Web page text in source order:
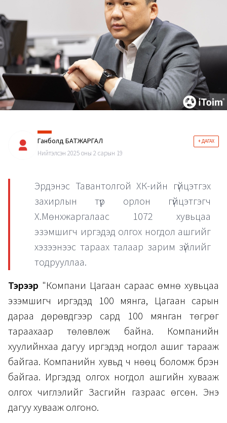
Ганболд БАТЖАРГАЛ + ДАГАХ
Нийтэлсэн 2025 оны 2 сарын 19
Эрдэнэс Тавантолгой ХК-ийн гүйцэтгэх
захирлын түр орлон гүйцэтгэгч
Х.Мөнхжаргалаас 1072 хувьцаа
эзэмшигч иргэдэд олгох ногдол ашгийг
хэзээнээс тараах талаар зарим зүйлийг
тодрууллаа.
Тэрээр "Компани Цагаан сараас өмнө хувьцаа
эзэмшигч иргэдэд 100 мянга, Цагаан сарын
дараа дөрөвдүгээр сард 100 мянган төгрөг
тараахаар төлөвлөж байна. Компанийн
хуулийнхаа дагуу иргэдэд ногдол ашиг тарааж
байгаа. Компанийн хувьд ч нөөц боломж бүрэн
байгаа. Иргэдэд олгох ногдол ашгийн хувааж
олгох чиглэлийг Засгийн газраас өгсөн. Энэ
дагуу хувааж олгоно.